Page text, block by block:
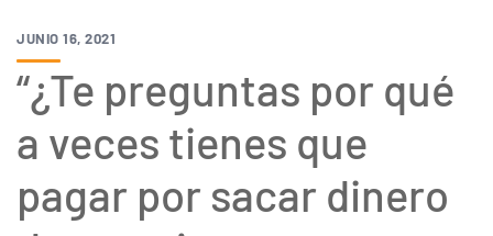
JUNIO 16, 2021
“¿Te preguntas por qué
a veces tienes que
pagar por sacar dinero